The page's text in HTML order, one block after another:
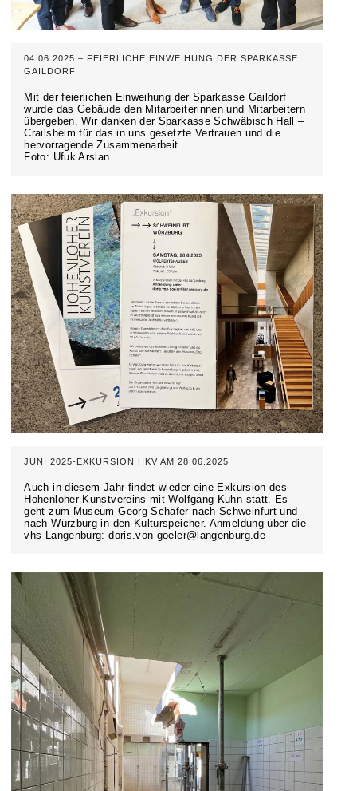
04.06.2025 – FEIERLICHE EINWEIHUNG DER SPARKASSE
GAILDORF
Mit der feierlichen Einweihung der Sparkasse Gaildorf
wurde das Gebäude den Mitarbeiterinnen und Mitarbeitern
übergeben. Wir danken der Sparkasse Schwäbisch Hall –
Crailsheim für das in uns gesetzte Vertrauen und die
hervorragende Zusammenarbeit.
Foto: Ufuk Arslan
JUNI 2025-EXKURSION HKV AM 28.06.2025
Auch in diesem Jahr findet wieder eine Exkursion des
Hohenloher Kunstvereins mit Wolfgang Kuhn statt. Es
geht zum Museum Georg Schäfer nach Schweinfurt und
nach Würzburg in den Kulturspeicher. Anmeldung über die
vhs Langenburg: doris.von-goeler@langenburg.de